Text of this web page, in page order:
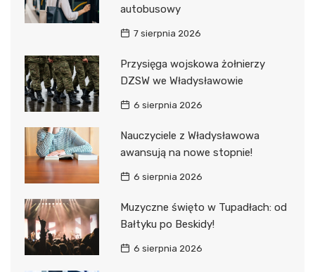
autobusowy
7 sierpnia 2026
Przysięga wojskowa żołnierzy
DZSW we Władysławowie
6 sierpnia 2026
Nauczyciele z Władysławowa
awansują na nowe stopnie!
6 sierpnia 2026
Muzyczne święto w Tupadłach: od
Bałtyku po Beskidy!
6 sierpnia 2026